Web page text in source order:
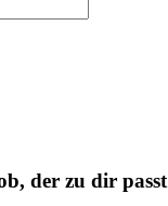
der zu dir passt